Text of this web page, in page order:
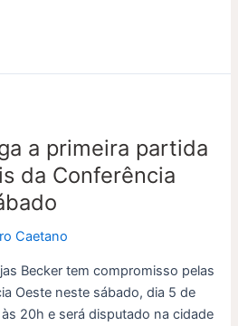
a primeira partida
da Conferência
Caetano
Becker tem compromisso pelas
Oeste neste sábado, dia 5 de
20h e será disputado na cidade